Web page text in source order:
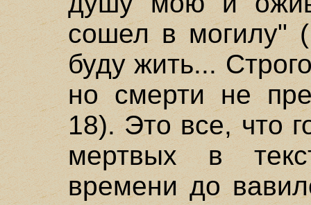
сошел в могилу"
буду жить...
но смерти не
18). Это все, что
мертвых в
времени до